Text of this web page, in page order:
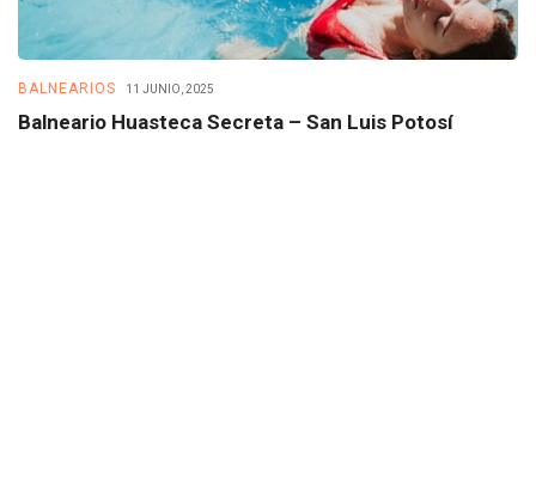
BALNEARIOS 11 JUNIO, 2025
Balneario Huasteca Secreta – San Luis Potosí